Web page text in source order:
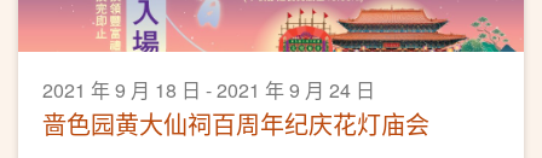
2021 年 9 月 18 日 - 2021 年 9 月 24 日
啬色园黄大仙祠百周年纪庆花灯庙会